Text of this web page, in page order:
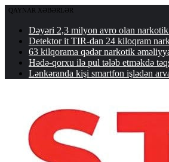
QAYNAR XƏBƏRLƏR
Dəyəri 2,3 milyon avro olan
Detektor it TIR-dan 24 kiloqram
63 kilqorama qədər narkotik
Hədə-qorxu ilə pul tələb etməkdə
Lənkəranda kişi smartfon işlədən